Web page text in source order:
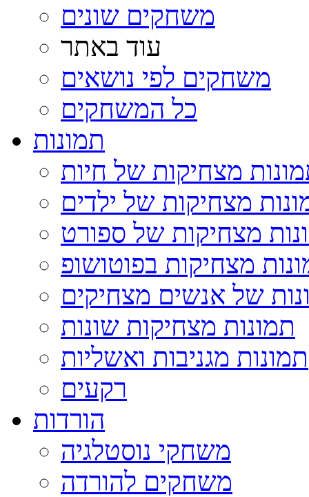
משחקים שונים
עוד באתר
משחקים לפי נושאים
כל המשחקים
תמונות
מצחיקות של חיות
מצחיקות של ילדים
מצחיקות של ספורט
מצחיקות בפוטושופ
של אנשים מצחיקים
תמונות מצחיקות שונות
תמונות מגניבות ואשליות
רקעים
הורדות
משחקי נוסטלגיה
משחקים להורדה